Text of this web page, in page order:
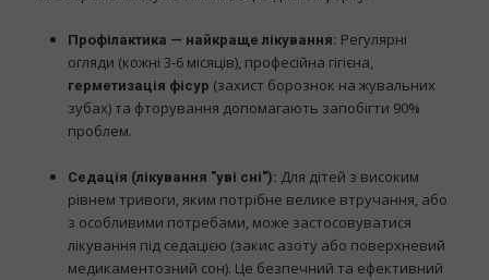
Профілактика — найкраще лікування: Регулярні
огляди (кожні 3-6 місяців), професійна гігієна,
герметизація фісур (захист борознок на жувальних
зубах) та фторування допомагають запобігти 90%
проблем.
Седація (лікування "уві сні"): Для дітей з високим
рівнем тривоги, яким потрібне велике втручання, або
з особливими потребами, може застосовуватися
лікування під седацією (закис азоту або поверхневий
медикаментозний сон). Це безпечний та ефективний